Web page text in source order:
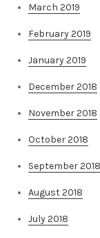
March 2019
February 2019
January 2019
December 2018
November 2018
October 2018
September 2018
August 2018
July 2018